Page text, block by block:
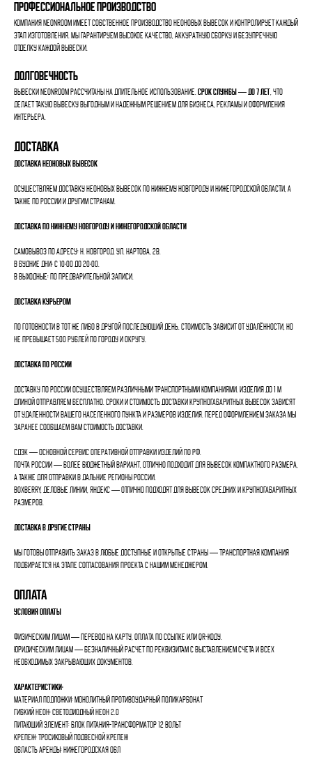
Профессиональное производство
Компания Neonroom имеет собственное производство неоновых вывесок и контролирует каждый
этап изготовления. Мы гарантируем высокое качество, аккуратную сборку и безупречную
отделку каждой вывески.
Долговечность
Вывески Neonroom рассчитаны на длительное использование. Срок службы — до 7 лет , что
делает такую вывеску выгодным и надежным решением для бизнеса, рекламы и оформления
интерьера.
Доставка
Доставка неоновых вывесок
Осуществляем доставку неоновых вывесок по Нижнему Новгороду и Нижегородской области, а
также по России и другим странам.
Доставка по Нижнему Новгороду и Нижегородской области
Самовывоз по адресу: Н. Новгород, ул. Нартова, 2В.
В будние дни: с 10:00 до 20:00.
В выходные: по предварительной записи.
Доставка курьером
По готовности в тот же либо в другой последующий день. Стоимость зависит от удалённости, но
не превышает 500 рублей по городу и округу.
Доставка по России
Доставку по России осуществляем различными транспортными компаниями. Изделия до 1 м
длиной отправляем бесплатно. Сроки и стоимость доставки крупногабаритных вывесок зависят
от удаленности вашего населенного пункта и размеров изделия. Перед оформлением заказа мы
заранее сообщаем вам стоимость доставки.
СДЭК — основной сервис оперативной отправки изделий по РФ.
Почта России — более бюджетный вариант, отлично подходит для вывесок компактного размера,
а также для отправки в дальние регионы России.
Boxberry, Деловые линии, Яндекс — отлично подходят для вывесок средних и крупногабаритных
размеров.
Доставка в другие страны
Мы готовы отправить заказ в любые доступные и открытые страны — транспортная компания
подбирается на этапе согласования проекта с нашим менеджером.
Оплата
Условия оплаты
Физическим лицам — перевод на карту, оплата по ссылке или QR-коду.
Юридическим лицам — безналичный расчет по реквизитам с выставлением счета и всех
необходимых закрывающих документов.
Характеристики:
Материал подложки: Монолитный противоударный поликарбонат
Гибкий неон: Светодиодный неон 2.0
Питающий элемент: Блок питания-трансформатор 12 Вольт
Крепеж: Тросиковый подвесной крепеж
Область аренды: Нижегородская обл